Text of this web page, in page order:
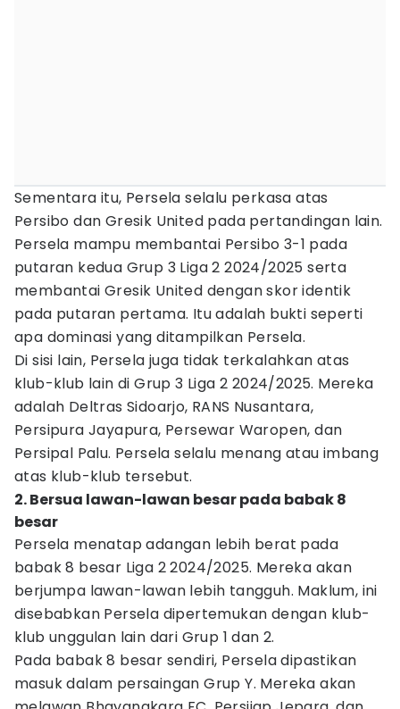
Sementara itu, Persela selalu perkasa atas
Persibo dan Gresik United pada pertandingan lain.
Persela mampu membantai Persibo 3-1 pada
putaran kedua Grup 3 Liga 2 2024/2025 serta
membantai Gresik United dengan skor identik
pada putaran pertama. Itu adalah bukti seperti
apa dominasi yang ditampilkan Persela.
Di sisi lain, Persela juga tidak terkalahkan atas
klub-klub lain di Grup 3 Liga 2 2024/2025. Mereka
adalah Deltras Sidoarjo, RANS Nusantara,
Persipura Jayapura, Persewar Waropen, dan
Persipal Palu. Persela selalu menang atau imbang
atas klub-klub tersebut.
2. Bersua lawan-lawan besar pada babak 8
besar
Persela menatap adangan lebih berat pada
babak 8 besar Liga 2 2024/2025. Mereka akan
berjumpa lawan-lawan lebih tangguh. Maklum, ini
disebabkan Persela dipertemukan dengan klub-
klub unggulan lain dari Grup 1 dan 2.
Pada babak 8 besar sendiri, Persela dipastikan
masuk dalam persaingan Grup Y. Mereka akan